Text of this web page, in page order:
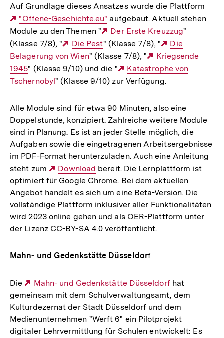
Auf Grundlage dieses Ansatzes wurde die Plattform
Externer
Link:
"Offene-Geschichte.eu" aufgebaut. Aktuell stehen
Module zu den Themen "
Externer
Link:
Der Erste Kreuzzug"
(Klasse 7/8), "
Externer
Link:
Die Pest" (Klasse 7/8), "
Externer
Link:
Die
Belagerung von Wien" (Klasse 7/8), "
Externer
Link:
Kriegsende
1945" (Klasse 9/10) und die "
Externer
Link:
Katastrophe von
Tschernobyl" (Klasse 9/10) zur Verfügung.
Alle Module sind für etwa 90 Minuten, also eine
Doppelstunde, konzipiert. Zahlreiche weitere Module
sind in Planung. Es ist an jeder Stelle möglich, die
Aufgaben sowie die eingetragenen Arbeitsergebnisse
im PDF-Format herunterzuladen. Auch eine Anleitung
steht zum
Externer
Link:
Download bereit. Die Lernplattform ist
optimiert für Google Chrome. Bei dem aktuellen
Angebot handelt es sich um eine Beta-Version. Die
vollständige Plattform inklusiver aller Funktionalitäten
wird 2023 online gehen und als OER-Plattform unter
der Lizenz CC-BY-SA 4.0 veröffentlicht.
Mahn- und Gedenkstätte Düsseldorf
Die
Externer
Link:
Mahn- und Gedenkstätte Düsseldorfhat
gemeinsam mit dem Schulverwaltungsamt, dem
Kulturdezernat der Stadt Düsseldorf und dem
Medienunternehmen "Werft 6" ein Pilotprojekt
digitaler Lehrvermittlung für Schulen entwickelt: Es